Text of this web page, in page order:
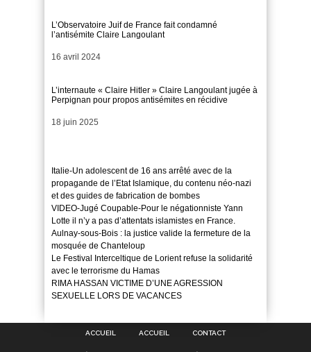
L’Observatoire Juif de France fait condamné
l’antisémite Claire Langoulant
Date
16 avril 2024
L’internaute « Claire Hitler » Claire Langoulant jugée à
Perpignan pour propos antisémites en récidive
Date
18 juin 2025
Italie-Un adolescent de 16 ans arrêté avec de la
propagande de l’Etat Islamique, du contenu néo-nazi
et des guides de fabrication de bombes
VIDEO-Jugé Coupable-Pour le négationniste Yann
Lotte il n’y a pas d’attentats islamistes en France.
Aulnay-sous-Bois : la justice valide la fermeture de la
mosquée de Chanteloup
Le Festival Interceltique de Lorient refuse la solidarité
avec le terrorisme du Hamas
RIMA HASSAN VICTIME D’UNE AGRESSION
SEXUELLE LORS DE VACANCES
ACCUEIL ACCUEIL CONTACT